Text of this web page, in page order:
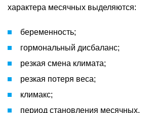
характера месячных выделяются:
беременность;
гормональный дисбаланс;
резкая смена климата;
резкая потеря веса;
климакс;
период становления месячных.